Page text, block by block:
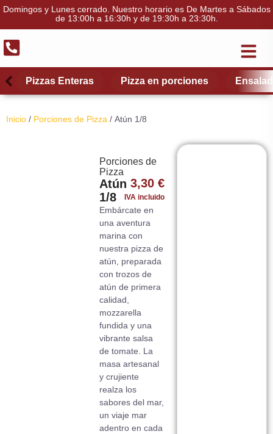
Domingos y Lunes cerrado. Nuestro horario es De Martes a Sábados
de 13:00h a 16:30h y de 19:30h a 23:30h.
Scroll left
Scroll leftPizzas Enteras Pizza en porciones
Inicio / Porciones de Pizza / Atún 1/8
Porciones de
Pizza
Atún
1/8
3,30 €
IVA incluido
Embárcate en
una aventura
marina con
nuestra pizza de
atún, preparada
con trozos de
atún de primera
calidad,
mozzarella
fundida y una
vibrante salsa
de tomate. La
masa artesanal
y crujiente
realza los
sabores del mar,
un viaje mar
adentro en cada